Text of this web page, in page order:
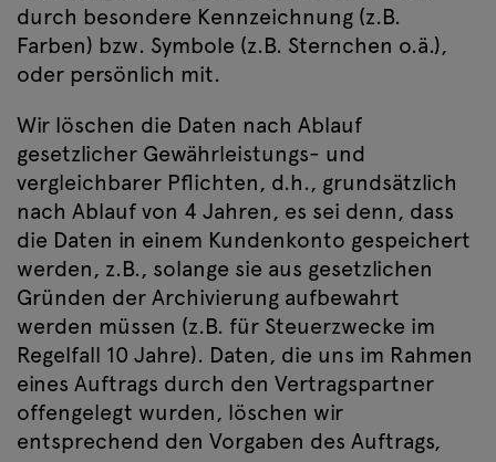
durch besondere Kennzeichnung (z.B.
Farben) bzw. Symbole (z.B. Sternchen o.ä.),
oder persönlich mit.
Wir löschen die Daten nach Ablauf
gesetzlicher Gewährleistungs- und
vergleichbarer Pflichten, d.h., grundsätzlich
nach Ablauf von 4 Jahren, es sei denn, dass
die Daten in einem Kundenkonto gespeichert
werden, z.B., solange sie aus gesetzlichen
Gründen der Archivierung aufbewahrt
werden müssen (z.B. für Steuerzwecke im
Regelfall 10 Jahre). Daten, die uns im Rahmen
eines Auftrags durch den Vertragspartner
offengelegt wurden, löschen wir
entsprechend den Vorgaben des Auftrags,